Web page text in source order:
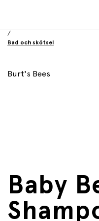
/
Bad och skötsel
Burt's Bees
Baby